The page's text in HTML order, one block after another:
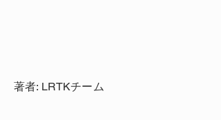
著者: LRTKチーム